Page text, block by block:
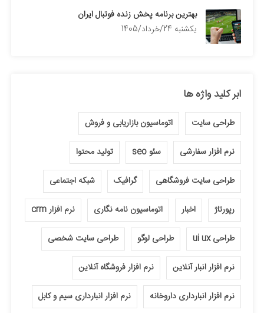
بهترین برنامه پخش زنده فوتبال ایران
يكشنبه 24/خرداد/1405
ابر کلید واژه ها
طراحی سایت اتوماسیون بازاریابی و فروش
نرم افزار سفارشی سئو seo تولید محتوا
طراحی سایت فروشگاهی گرافیک شبکه اجتماعی
رپورتاژ اخبار اتوماسیون نامه نگاری نرم افزار crm
طراحی ui ux طراحی لوگو طراحی سایت شخصی
نرم افزار انبار آنلاین نرم افزار فروشگاه آنلاین
نرم افزار انبارداری داروخانه نرم افزار انبارداری سیم و کابل